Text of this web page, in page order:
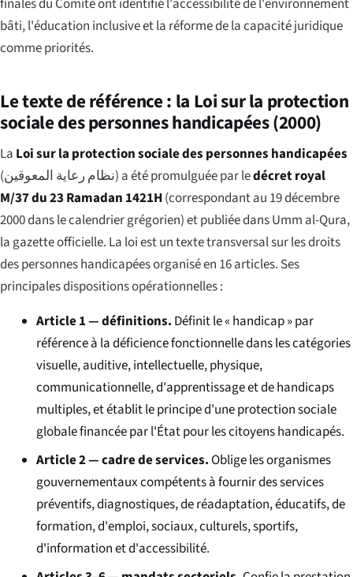
bâti, l'éducation inclusive et la réforme de la capacité juridique
comme priorités.
Le texte de référence : la Loi sur la protection
sociale des personnes handicapées (2000)
La Loi sur la protection sociale des personnes handicapées
(نظام رعاية المعوقين) a été promulguée par ledécret royal
M/37 du 23 Ramadan 1421H(correspondant au 19 décembre
2000 dans le calendrier grégorien) et publiée dansUmm al-Qura,
la gazette officielle. La loi est un texte transversal sur les droits
des personnes handicapées organisé en 16 articles. Ses
principales dispositions opérationnelles :
Article 1 — définitions. Définit le « handicap » par
référence à la déficience fonctionnelle dans les catégories
visuelle, auditive, intellectuelle, physique,
communicationnelle, d'apprentissage et de handicaps
multiples, et établit le principe d'une protection sociale
globale financée par l'État pour les citoyens handicapés.
Article 2 — cadre de services.Oblige les organismes
gouvernementaux compétents à fournir des services
préventifs, diagnostiques, de réadaptation, éducatifs, de
formation, d'emploi, sociaux, culturels, sportifs,
d'information et d'accessibilité.